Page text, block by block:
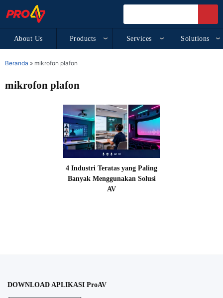
About Us Products Services Solutions
Beranda » mikrofon plafon
mikrofon plafon
4 Industri Teratas yang Paling
Banyak Menggunakan Solusi
AV
DOWNLOAD APLIKASI ProAV